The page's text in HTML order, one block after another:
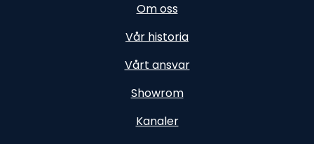
Om oss
Vår historia
Vårt ansvar
Showrom
Kanaler